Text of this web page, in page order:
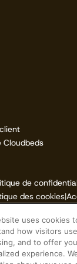
Cloudbeds
de
des cookies|
informations
uses cookies
how visitors
and to offer
experience.